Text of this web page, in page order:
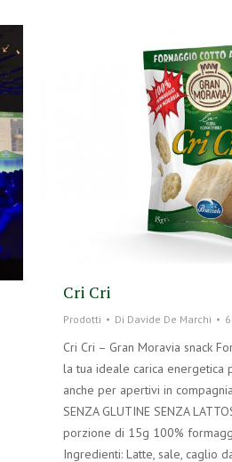
Cri Cri
Prodotti Di Davide De Marchi
Cri Cri – Gran Moravia snack
la tua ideale carica energetica
anche per apertivi in
SENZA GLUTINE SENZA
porzione di 15g 100%
Ingredienti: Latte, sale, caglio